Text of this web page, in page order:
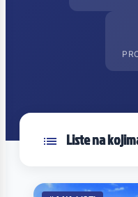
Liste na